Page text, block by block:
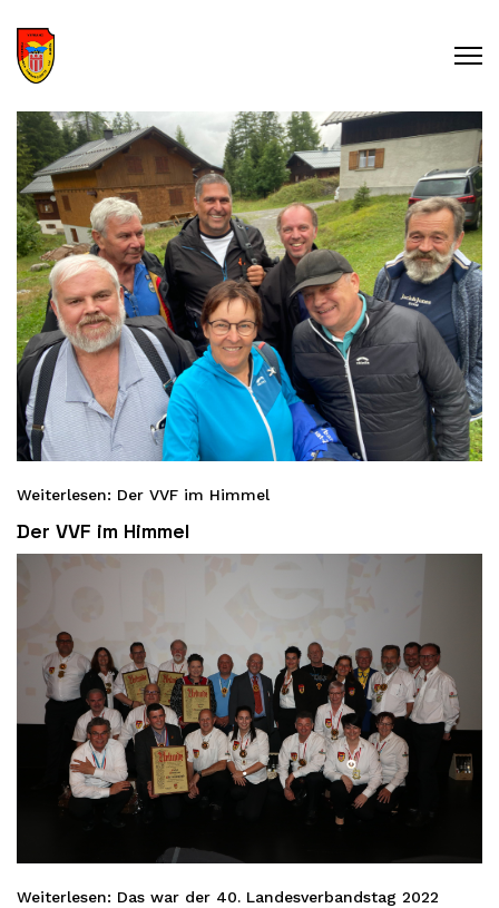
Der VVF im Himmel
Weiterlesen: Der VVF im Himmel
Weiterlesen: Das war der 40. Landesverbandstag 2022